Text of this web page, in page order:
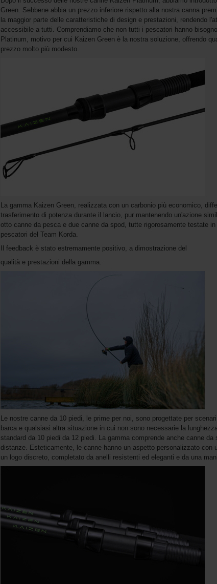
Green. Sebbene abbia un prezzo inferiore rispetto alla nostra canna
la maggior parte delle caratteristiche di design e prestazioni, rendendo
accessibile a tutti. Comprendiamo che non tutti i pescatori hanno
Platinum, motivo per cui Kaizen Green è la nostra soluzione, offrendo
prezzo molto più modesto.
La gamma Kaizen Green, realizzata con un carbonio più economico,
trasferimento di potenza durante il lancio, pur mantenendo un'azione
otto canne da pesca e due canne da spod, tutte rigorosamente testate
pescatori del Team Korda.
Il feedback è stato estremamente positivo, a dimostrazione del
qualità e prestazioni della gamma.
Le nostre canne da 10 piedi, le prime per noi, sono progettate per
barca e qualsiasi altra situazione in cui non sono necessarie la
standard da 10 piedi da 12 piedi. La gamma comprende anche canne
distanze. Esteticamente, le canne hanno un aspetto personalizzato con
un logo discreto, completato da anelli resistenti ed eleganti e da una